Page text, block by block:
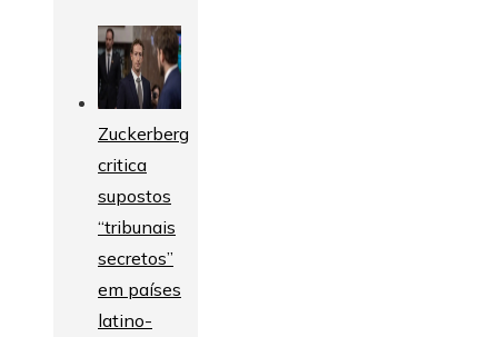
Zuckerberg
critica
supostos
“tribunais
secretos”
em países
latino-